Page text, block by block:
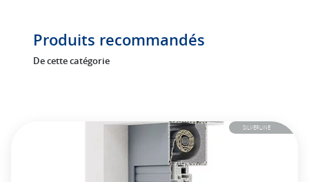
Produits recommandés
De cette catégorie
SILVERLINE